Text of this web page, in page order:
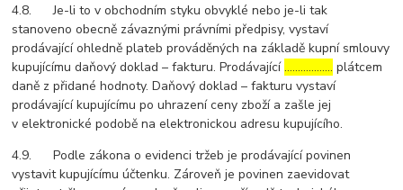
4.8. Je-li to v obchodním styku obvyklé nebo je-li tak
stanoveno obecně závaznými právními předpisy, vystaví
prodávající ohledně plateb prováděných na základě kupní smlouvy
kupujícímu daňový doklad – fakturu. Prodávající……………… plátcem
daně z přidané hodnoty. Daňový doklad – fakturu vystaví
prodávající kupujícímu po uhrazení ceny zboží a zašle jej
v elektronické podobě na elektronickou adresu kupujícího.
4.9. Podle zákona o evidenci tržeb je prodávající povinen
vystavit kupujícímu účtenku. Zároveň je povinen zaevidovat